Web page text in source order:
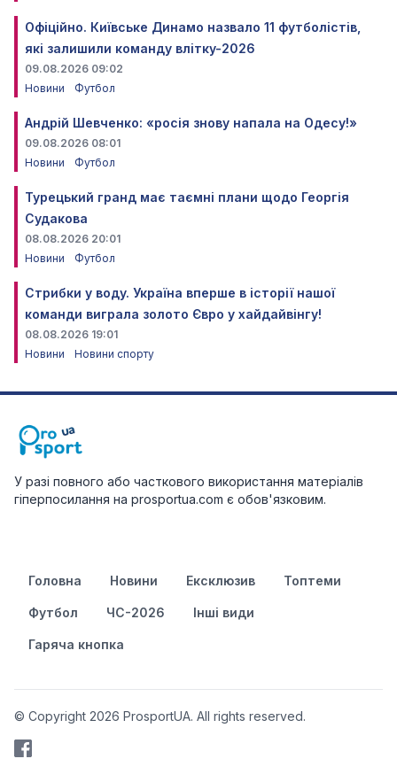
Офіційно. Київське Динамо назвало 11 футболістів,
які залишили команду влітку-2026
09.08.2026 09:02
Новини
Футбол
Андрій Шевченко: «росія знову напала на Одесу!»
09.08.2026 08:01
Новини
Футбол
Турецький гранд має таємні плани щодо Георгія
Судакова
08.08.2026 20:01
Новини
Футбол
Стрибки у воду. Україна вперше в історії нашої
команди виграла золото Євро у хайдайвінгу!
08.08.2026 19:01
Новини
Новини спорту
У разі повного або часткового використання матеріалів
гіперпосилання на prosportua.com є обов'язковим.
Головна Новини Ексклюзив Топтеми
Футбол ЧС-2026 Інші види
Гаряча кнопка
© Copyright 2026 ProsportUA. All rights reserved.